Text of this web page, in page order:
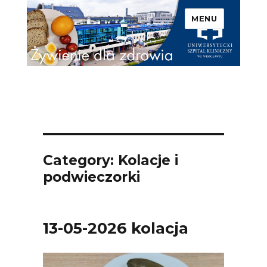
Uniwersytecki Szpital
Kliniczny we Wrocławiu –
Żywienie dla zdrowia
MENU
Category: Kolacje i
podwieczorki
13-05-2026 kolacja